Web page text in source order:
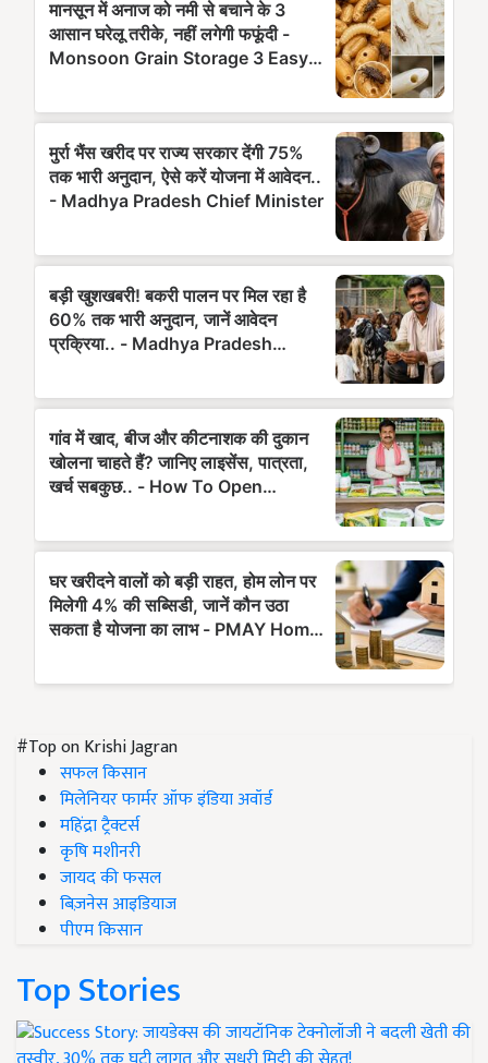
#Top on Krishi Jagran
सफल किसान
मिलेनियर फार्मर ऑफ इंडिया अवॉर्ड
महिंद्रा ट्रैक्टर्स
कृषि मशीनरी
जायद की फसल
बिज़नेस आइडियाज
पीएम किसान
Top Stories